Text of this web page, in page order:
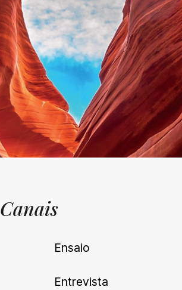
UNQUIET
Newsletter
Canais
Ensaio
Entrevista